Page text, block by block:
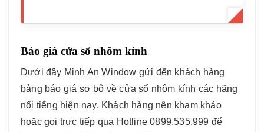
Báo giá cửa sổ nhôm kính
Dưới đây Minh An Window gửi đến khách hàng
bảng báo giá sơ bộ về cửa sổ nhôm kính các hãng
nổi tiếng hiện nay. Khách hàng nên kham khảo
hoặc gọi trực tiếp qua Hotline 0899.535.999 để